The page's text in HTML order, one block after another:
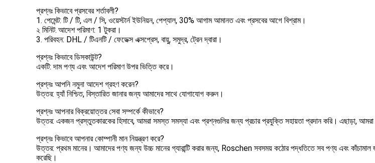
প্রশ্নঃ কিভাবে প্রসবের শর্তাবলী?
1. পেমেন্ট: টি / টি, এল / সি, ওয়েস্টার্ন ইউনিয়ন, পেপ্যাল, 30% আগাম আমানত এবং প্রসবের আগে বিশ্রাম।
২ মিনিট. আদেশ পরিমাণ: 1 টুকরা।
3. পরিবহন: DHL / টিএনটি / ফেডেক্স এক্সপ্রেস, বায়ু, সমুদ্র, ট্রেন দ্বারা।
প্রশ্নঃ কিভাবে ডিসকাউন্ট?
একটি: দাম পণ্য এবং আদেশ পরিমাণ উপর ভিত্তি করে।
প্রশ্নঃ আপনি নমুনা আদেশ গ্রহণ করেন?
উত্তর: হ্যাঁ নিশ্চিত, বিস্তারিত জানার জন্য আমাদের সাথে যোগাযোগ করুন।
প্রশ্নঃ আপনার বিক্রয়োত্তর সেবা সম্পর্কে কীভাবে?
উত্তর: একজন প্রস্তুতকারকের হিসাবে, আমরা সমস্ত সমস্যা এবং প্রশ্নগুলির জন্য প্রচার প্রযুক্তি সহায়তা প্রদান করি। এছাড়া,
প্রশ্নঃ কিভাবে আপনার কোম্পানী মান নিয়ন্ত্রণ করে?
উত্তর: প্রথম মানের। আমাদের পণ্য জন্য উচ্চ মানের গ্যারান্টি করার জন্য, Roschen সবসময় কঠোর পদ্ধতিতে সব পণ্য এবং
করেছি।